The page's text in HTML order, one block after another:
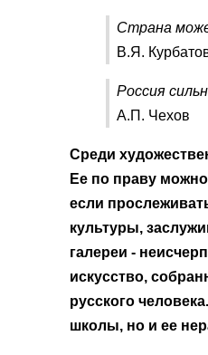
Страна
В.Я.
Россия
А.П. Чехов
Среди
Ее по праву
если
культуры,
галереи -
искусство,
русского
школы, но и ее